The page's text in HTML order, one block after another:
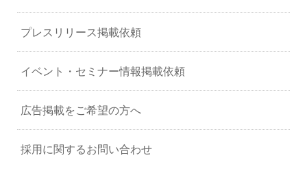
プレスリリース掲載依頼
イベント・セミナー情報掲載依頼
広告掲載をご希望の方へ
採用に関するお問い合わせ